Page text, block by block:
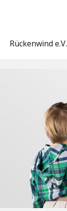
Rückenwind e.V.